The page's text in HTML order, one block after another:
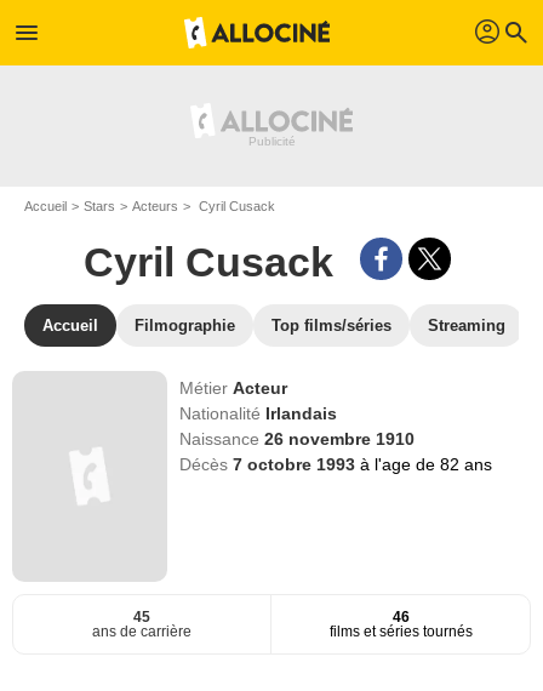
menu profil search
Accueil Stars Acteurs Cyril Cusack
Cyril Cusack
Accueil Filmographie Top films/séries Streaming
MétierActeur
Nationalité Irlandais
Naissance26 novembre 1910
Décès7 octobre 1993à l'age de 82 ans
45
ans de carrière
46
films et séries tournés